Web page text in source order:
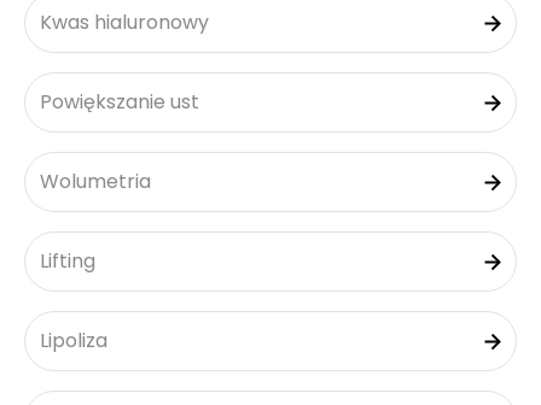
Kwas hialuronowy
Powiększanie ust
Wolumetria
Lifting
Lipoliza